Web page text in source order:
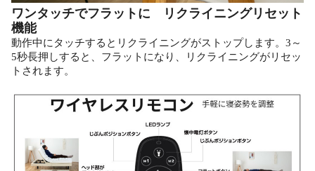
ワンタッチでフラットに リクライニングリセット
機能
動作中にタッチするとリクライニングがストップします。3～
5秒長押しすると、フラットになり、リクライニングがリセッ
トされます。